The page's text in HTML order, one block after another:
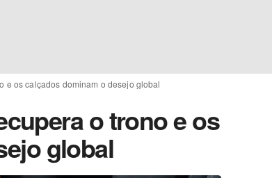
e os calçados dominam o desejo global
o trono e os
global